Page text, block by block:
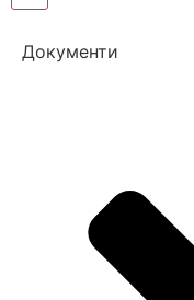
Документи